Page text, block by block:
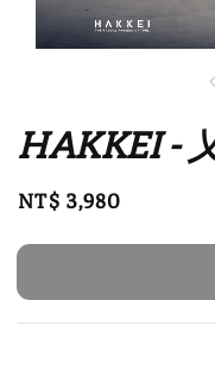
HAKKEI -
Regular
NT$ 3,980